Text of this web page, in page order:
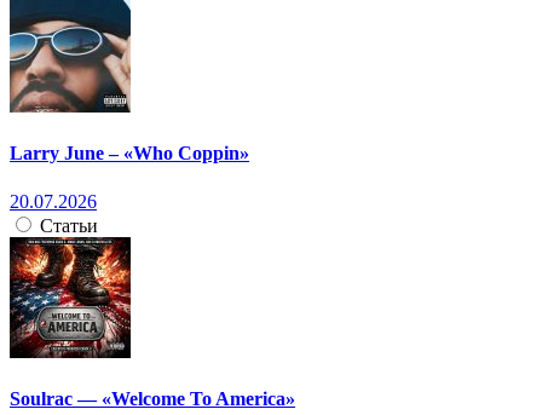
Larry June – «Who Coppin»
20.07.2026
Статьи
Soulrac — «Welcome To America»